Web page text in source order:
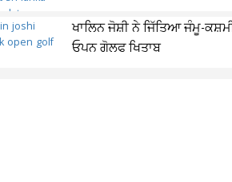
ਖਾਲਿਨ ਜੋਸ਼ੀ ਨੇ ਜਿੱਤਿਆ ਜੰਮੂ-
ਓਪਨ ਗੋਲਫ ਖਿਤਾਬ